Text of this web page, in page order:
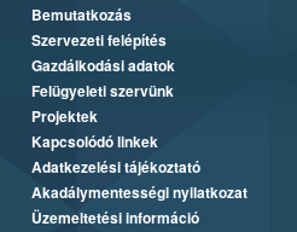
Bemutatkozás
Szervezeti felépítés
Gazdálkodási adatok
Felügyeleti szervünk
Projektek
Kapcsolódó linkek
Adatkezelési tájékoztató
Akadálymentességi nyilatkozat
Üzemeltetési információ